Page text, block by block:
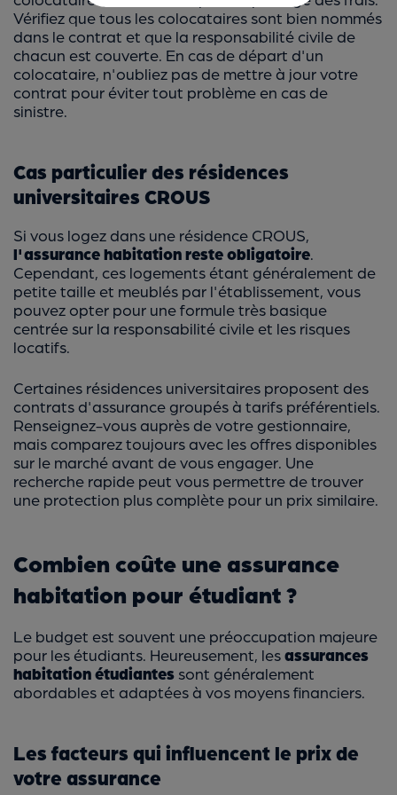
Vérifiez que tous les colocataires sont bien nommés
dans le contrat et que la responsabilité civile de
chacun est couverte. En cas de départ d'un
colocataire, n'oubliez pas de mettre à jour votre
contrat pour éviter tout problème en cas de
sinistre.
Cas particulier des résidences
universitaires CROUS
Si vous logez dans une résidence CROUS,
l'assurance habitation reste obligatoire
Cependant, ces logements étant généralement de
petite taille et meublés par l'établissement, vous
pouvez opter pour une formule très basique
centrée sur la responsabilité civile et les risques
locatifs.
Certaines résidences universitaires proposent des
contrats d'assurance groupés à tarifs préférentiels.
Renseignez-vous auprès de votre gestionnaire,
mais comparez toujours avec les offres disponibles
sur le marché avant de vous engager. Une
recherche rapide peut vous permettre de trouver
une protection plus complète pour un prix similaire.
Combien coûte une assurance
habitation pour étudiant ?
Le budget est souvent une préoccupation majeure
pour les étudiants. Heureusement, lesassurances
habitation étudiantes sont généralement
abordables et adaptées à vos moyens financiers.
Les facteurs qui influencent le prix de
votre assurance